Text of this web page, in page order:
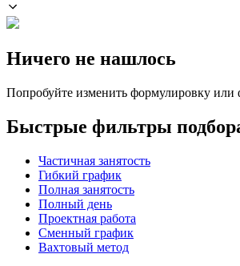
Ничего не нашлось
Попробуйте изменить формулировку или
Быстрые фильтры
Частичная занятость
Гибкий график
Полная занятость
Полный день
Проектная работа
Сменный график
Вахтовый метод